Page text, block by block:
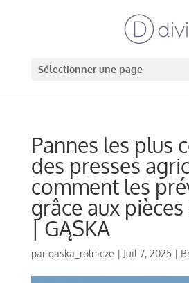
Sélectionner une page
Pannes les plus
des presses
comment les
grâce aux
| GĄSKA
par gaska_rolnicze | Juil 7, 2025|